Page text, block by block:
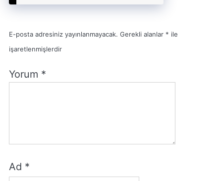
E-posta adresiniz yayınlanmayacak. Gerekli alanlar * ile
işaretlenmişlerdir
Yorum *
Ad *